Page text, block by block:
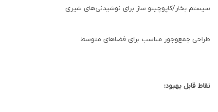
سیستم بخار/کاپوچینو ساز برای نوشیدنی‌های شیری
طراحی جمع‌وجور مناسب برای فضاهای متوسط
نقاط قابل بهبود: